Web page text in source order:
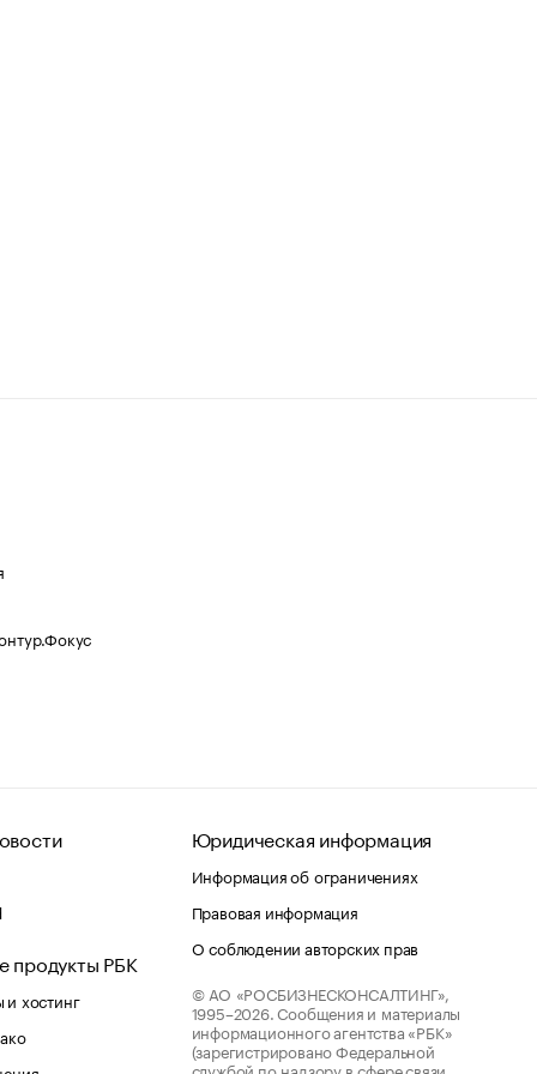
продукты РБК
хостинг
Юридическая информация
Информация об ограничениях
Правовая информация
О соблюдении авторских прав
© АО «РОСБИЗНЕСКОНСАЛТИНГ»,
1995–2026. Сообщения и материалы
информационного агентства «РБК»
(зарегистрировано Федеральной
службой по надзору в сфере связи,